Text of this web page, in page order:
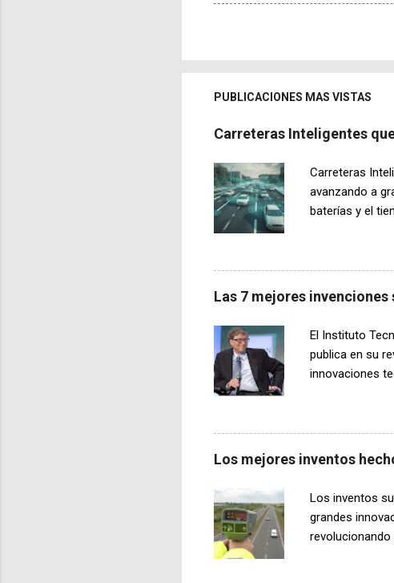
PUBLICACIONES MAS VISTAS
Carreteras Inteligentes
Carreteras
avanzando a
baterías y el
vehículos
durante las
dinámica. Bajo
los aspectos
cuando dete...
Las 7 mejores invenciones
El Instituto
publica en su
innovaciones
quimioterapia
se están
tumores al
prematuros
mejor
Los mejores inventos
Los inventos
grandes
revolucionando
Universidad